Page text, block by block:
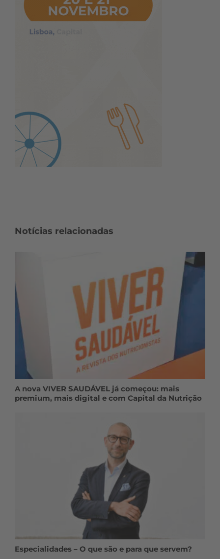
Notícias relacionadas
A nova VIVER SAUDÁVEL já começou: mais
premium, mais digital e com Capital da Nutrição
Especialidades – O que são e para que servem?